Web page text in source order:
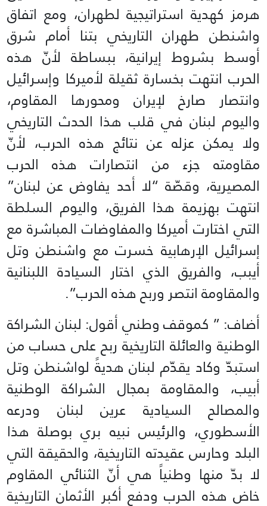
هرمز كهدية استراتيجية لطهران، ومع اتفاق
واشنطن طهران التاريخي بتنا أمام شرق
أوسط بشروط إيرانية، ببساطة لأنّ هذه
الحرب انتهت بخسارة ثقيلة لأميركا وإسرائيل
وانتصار صارخ لإيران ومحورها المقاوم،
واليوم لبنان في قلب هذا الحدث التاريخي
ولا يمكن عزله عن نتائج هذه الحرب، لأنّ
مقاومته جزء من انتصارات هذه الحرب
المصيرية، وقصّة “لا أحد يفاوض عن لبنان”
انتهت بهزيمة هذا الفريق، واليوم السلطة
التي اختارت أميركا والمفاوضات المباشرة مع
إسرائيل الإرهابية خسرت مع واشنطن وتل
أيبب، والفريق الذي اختار السيادة اللبنانية
والمقاومة انتصر وربح هذه الحرب”.
أضاف: ” كموقف وطني أقول: لبنان الشراكة
الوطنية والعائلة التاريخية ربح على حساب من
استبدّ وكاد يقدّم لبنان هديةً لواشنطن وتل
أبيب، والمقاومة بمجال الشراكة الوطنية
والمصالح السيادية عرين لبنان ودرعه
الأسطوري، والرئيس نبيه بري بوصلة هذا
البلد وحارس عقيدته التاريخية، والحقيقة التي
لا بدّ منها وطنياً هي أنّ الثنائي المقاوم
خاض هذه الحرب ودفع أكبر الأثمان التاريخية